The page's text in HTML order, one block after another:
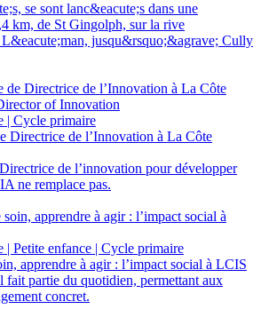
se sont lanc&eacute;s dans une
km, de St Gingolph, sur la rive
jusqu&rsquo;&agrave; Cully
| Cycle primaire
Directrice de l’Innovation à La Côte
de l’innovation pour développer
ne remplace pas.
| Petite enfance | Cycle primaire
apprendre à agir : l’impact social à LCIS
fait partie du quotidien, permettant aux
concret.